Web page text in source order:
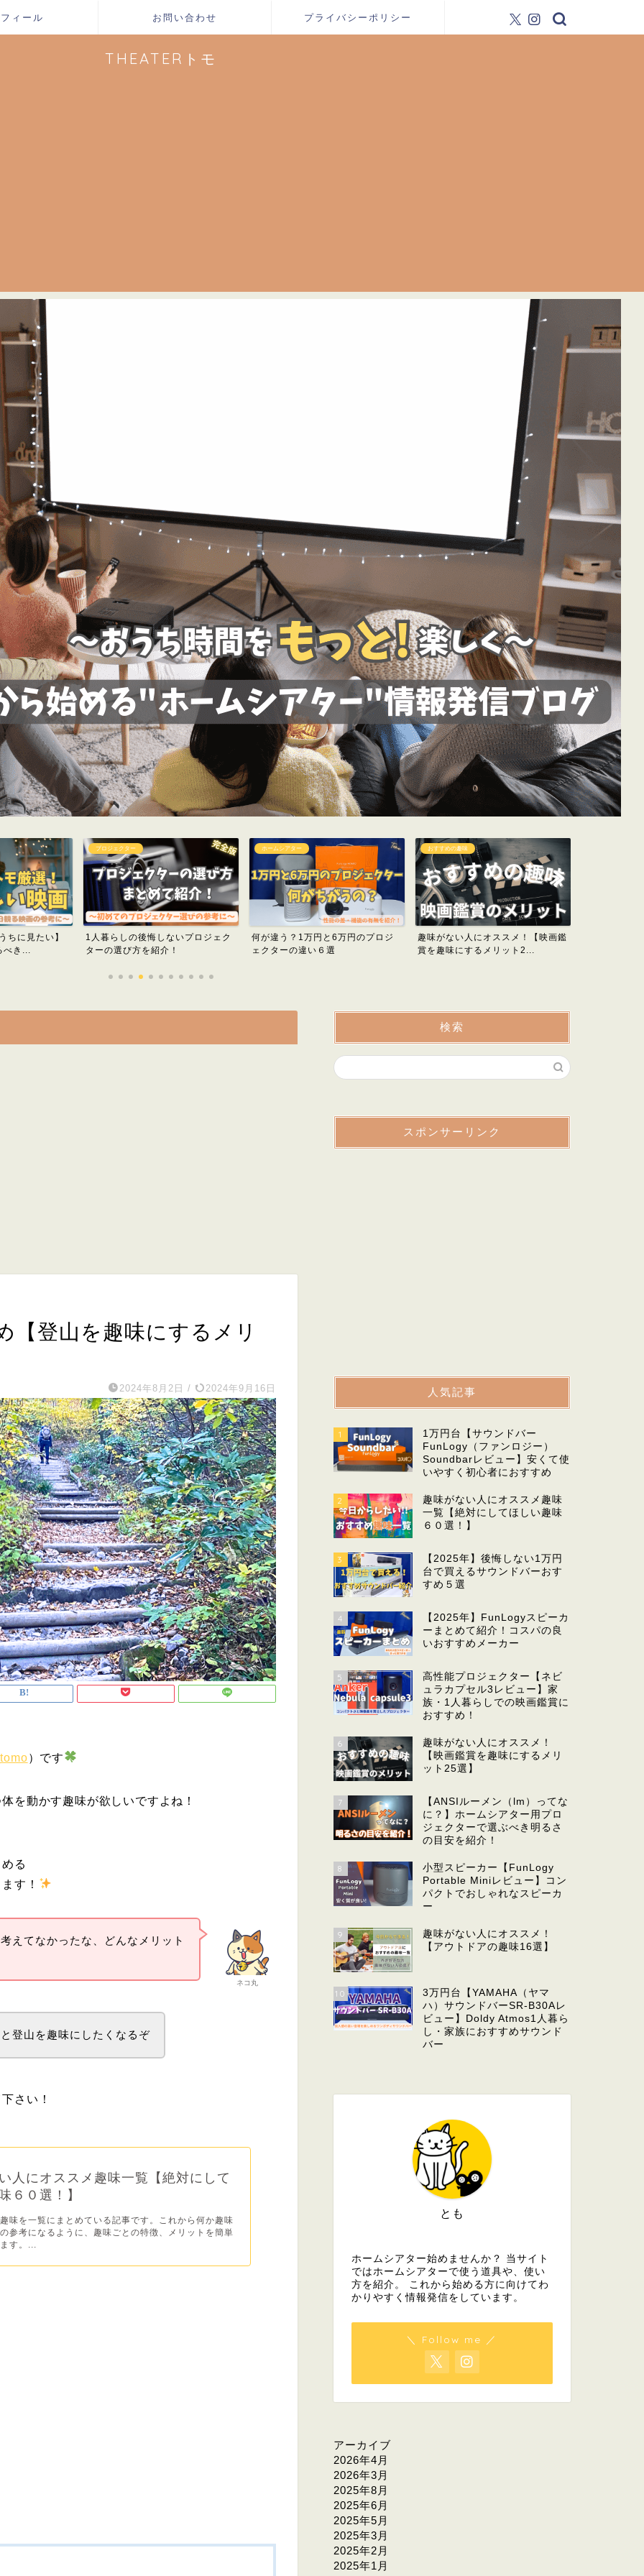
ィール お問い合わせ プライバシーポリシー
THEATERトモ
ちに見たい】
き...
プロジェクター
1人暮らしの後悔しないプロジェク
ターの選び方を紹介！
ホームシアター
何が違う？1万円と6万円のプロジ
ェクターの違い６選
おすすめの趣味
趣味がない人にオススメ！【映画鑑
賞を趣味にするメリット2...
【登山を趣味にするメリ
2024年8月2日 / 2024年9月16日
）です
を動かす趣味が欲しいですよね！
る
す！
ネコ丸
えてなかったな、どんなメリット
登山を趣味にしたくなるぞ
さい！
人にオススメ趣味一覧【絶対にして
６０選！】
味を一覧にまとめている記事です。これから何か趣味
参考になるように、趣味ごとの特徴、メリットを簡単
す。...
検索
スポンサーリンク
人気記事
1
1万円台【サウンドバー
FunLogy（ファンロジー）
Soundbarレビュー】安くて使
いやすく初心者におすすめ
2
趣味がない人にオススメ趣味
一覧【絶対にしてほしい趣味
６０選！】
3
【2025年】後悔しない1万円
台で買えるサウンドバーおす
すめ５選
4
【2025年】FunLogyスピーカ
ーまとめて紹介！コスパの良
いおすすめメーカー
5
高性能プロジェクター【ネビ
ュラカプセル3レビュー】家
族・1人暮らしでの映画鑑賞に
おすすめ！
6
趣味がない人にオススメ！
【映画鑑賞を趣味にするメリ
ット25選】
7
【ANSIルーメン（lm）ってな
に？】ホームシアター用プロ
ジェクターで選ぶべき明るさ
の目安を紹介！
8
小型スピーカー【FunLogy
Portable Miniレビュー】コン
パクトでおしゃれなスピーカ
ー
9
趣味がない人にオススメ！
【アウトドアの趣味16選】
10
3万円台【YAMAHA（ヤマ
ハ）サウンドバーSR-B30Aレ
ビュー】Doldy Atmos1人暮ら
し・家族におすすめサウンド
バー
とも
ホームシアター始めませんか？ 当サイト
ではホームシアターで使う道具や、使い
方を紹介。 これから始める方に向けてわ
かりやすく情報発信をしています。
＼ Follow me ／
アーカイブ
2026年4月
2026年3月
2025年8月
2025年6月
2025年5月
2025年3月
2025年2月
2025年1月